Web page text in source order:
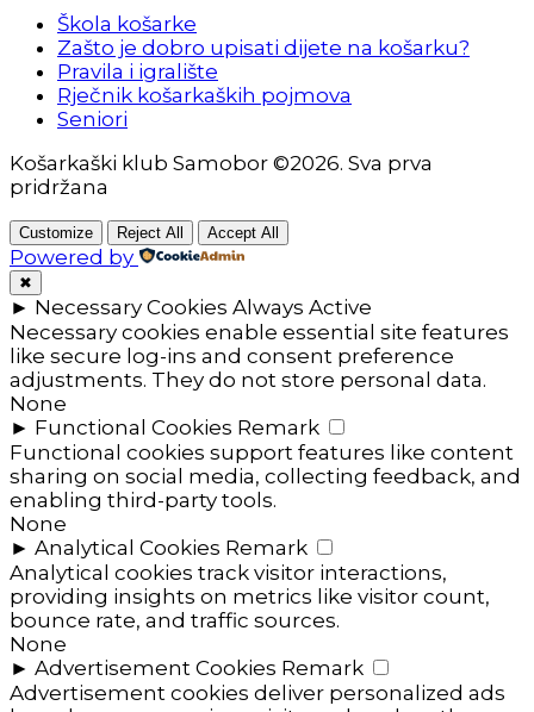
Škola košarke
Zašto je dobro upisati dijete na košarku?
Pravila i igralište
Rječnik košarkaških pojmova
Seniori
Košarkaški klub Samobor ©2026. Sva prva
pridržana
Customize Reject All Accept All
Powered by
✖
► Necessary Cookies Always Active
Necessary cookies enable essential site features
like secure log-ins and consent preference
adjustments. They do not store personal data.
None
► Functional Cookies Remark
Functional cookies support features like content
sharing on social media, collecting feedback, and
enabling third-party tools.
None
► Analytical Cookies Remark
Analytical cookies track visitor interactions,
providing insights on metrics like visitor count,
bounce rate, and traffic sources.
None
► Advertisement Cookies Remark
Advertisement cookies deliver personalized ads